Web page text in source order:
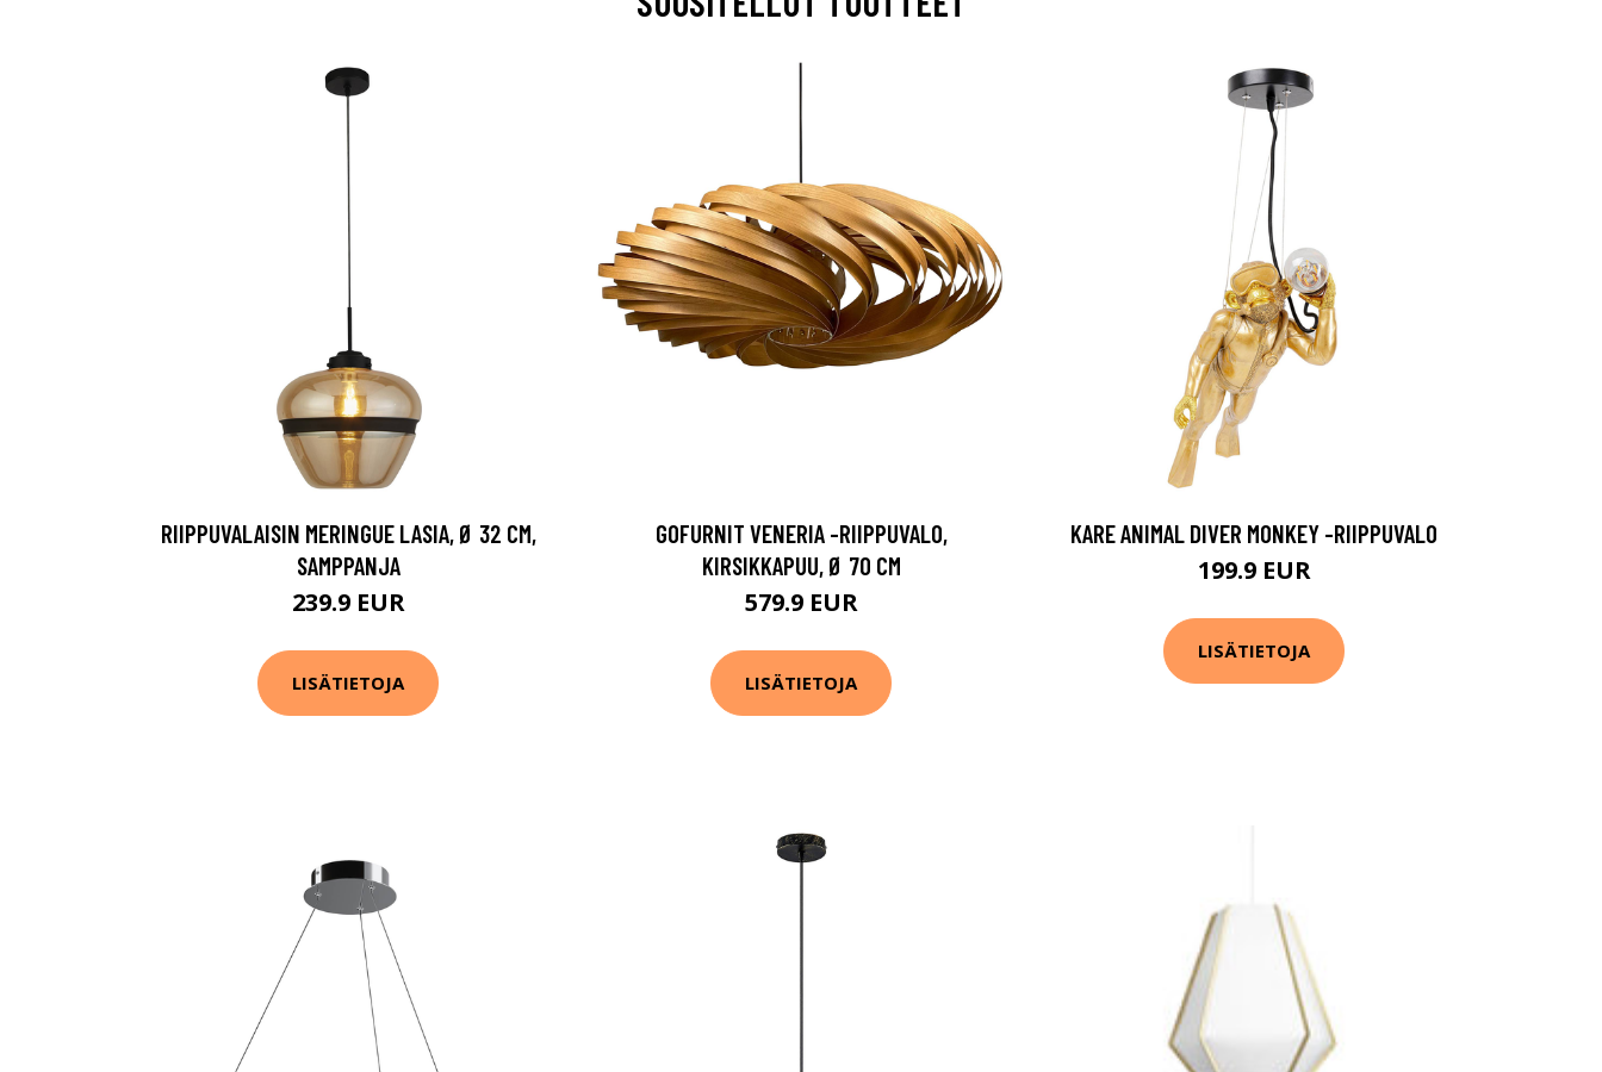
RIIPPUVALAISIN MERINGUE LASIA, Ø 32 CM,
SAMPPANJA
239.9 EUR
LISÄTIETOJA
GOFURNIT VENERIA -RIIPPUVALO,
KIRSIKKAPUU, Ø 70 CM
579.9 EUR
LISÄTIETOJA
KARE ANIMAL DIVER MONKEY -RIIPPUVALO
199.9 EUR
LISÄTIETOJA